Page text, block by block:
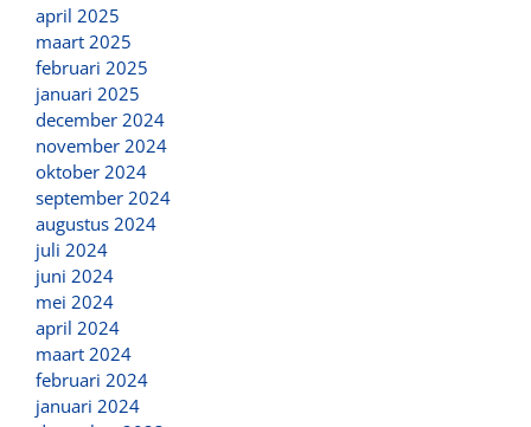
april 2025
maart 2025
februari 2025
januari 2025
december 2024
november 2024
oktober 2024
september 2024
augustus 2024
juli 2024
juni 2024
mei 2024
april 2024
maart 2024
februari 2024
januari 2024